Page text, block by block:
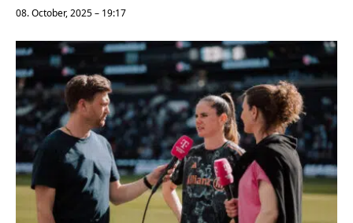
08. October, 2025 – 19:17